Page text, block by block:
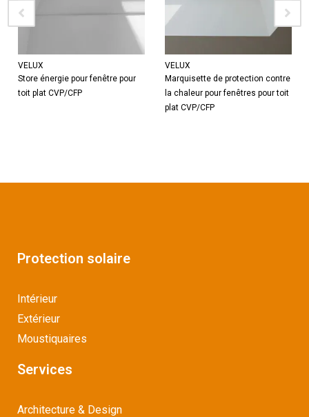
VELUX
Store énergie pour fenêtre pour
toit plat CVP/CFP
VELUX
Marquisette de protection contre
la chaleur pour fenêtres pour toit
plat CVP/CFP
Protection solaire
Intérieur
Extérieur
Moustiquaires
Services
Architecture & Design